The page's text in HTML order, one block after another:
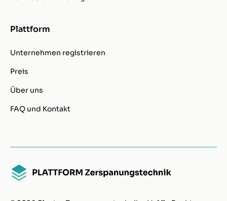
Plattform
Unternehmen registrieren
Preis
Über uns
FAQ und Kontakt